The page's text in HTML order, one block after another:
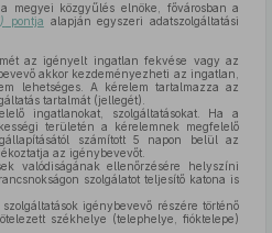
megyei közgyűlés elnöke, fővárosban a
pontja alapján egyszeri adatszolgáltatási
az igényelt ingatlan fekvése vagy az
akkor kezdeményezheti az ingatlan,
lehetséges. A kérelem tartalmazza az
tartalmát (jellegét).
ingatlanokat, szolgáltatásokat. Ha a
területén a kérelemnek megfelelő
számított 5 napon belül az
az igénybevevőt.
valódiságának ellenőrzésére helyszíni
szolgálatot teljesítő katona is
igénybevevő részére történő
székhelye (telephelye, fióktelepe)